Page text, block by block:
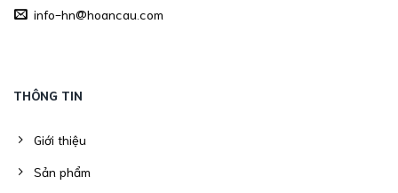
info-hn@hoancau.com
THÔNG TIN
Giới thiệu
Sản phẩm